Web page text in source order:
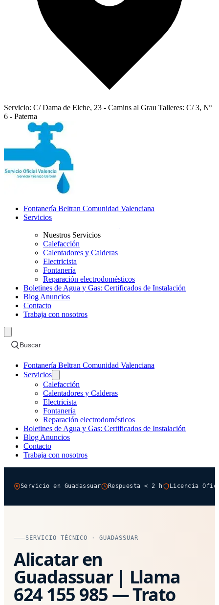
Servicio: C/ Dama de Elche, 23 - Camins al Grau Talleres: C/ 3, Nº
6 - Paterna
Fontanería Beltran Comunidad Valenciana
Servicios
Nuestros Servicios
Calefacción
Calentadores y Calderas
Electricista
Fontanería
Reparación electrodomésticos
Boletines de Agua y Gas: Certificados de Instalación
Blog Anuncios
Contacto
Trabaja con nosotros
Buscar
Fontanería Beltran Comunidad Valenciana
Servicios
Calefacción
Calentadores y Calderas
Electricista
Fontanería
Reparación electrodomésticos
Boletines de Agua y Gas: Certificados de Instalación
Blog Anuncios
Contacto
Trabaja con nosotros
Servicio en Guadassuar Respuesta < 2 h Licencia
SERVICIO TÉCNICO · GUADASSUAR
Alicatar en
Guadassuar | Llama
624 155 985 — Trato